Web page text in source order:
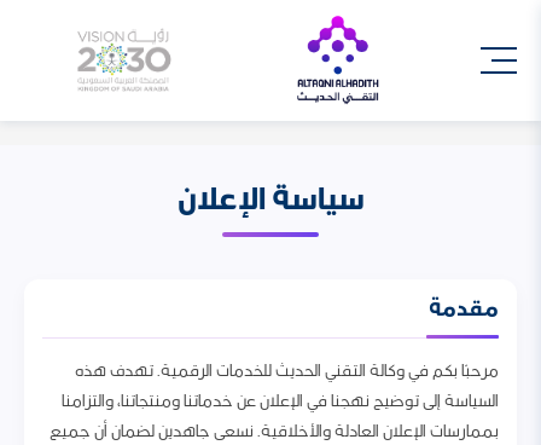
سياسة الإعلان
مقدمة
مرحبًا بكم في وكالة التقني الحديث للخدمات الرقمية. تهدف هذه
السياسة إلى توضيح نهجنا في الإعلان عن خدماتنا ومنتجاتنا، والتزامنا
بممارسات الإعلان العادلة والأخلاقية. نسعى جاهدين لضمان أن جميع